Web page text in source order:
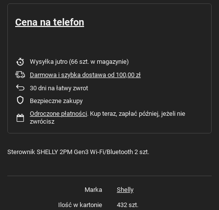
Cena na telefon
Wysyłka jutro (66 szt. w magazynie)
Darmowa i szybka dostawa od 100,00 zł
30 dni na łatwy zwrot
Bezpieczne zakupy
Odroczone płatności. Kup teraz, zapłać później, jeżeli nie
zwrócisz
Sterownik SHELLY 2PM Gen3 Wi-Fi/Bluetooth 2 szt.
Marka Shelly
Ilość w kartonie 432 szt.